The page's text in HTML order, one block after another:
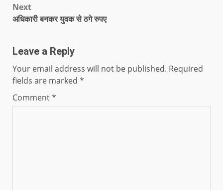
Next
अधिकारी बनकर युवक से ठगे रुपए
Leave a Reply
Your email address will not be published. Required
fields are marked *
Comment*